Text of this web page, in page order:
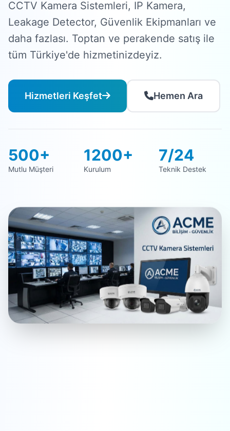
CCTV Kamera Sistemleri, IP Kamera,
Leakage Detector, Güvenlik Ekipmanları ve
daha fazlası. Toptan ve perakende satış ile
tüm Türkiye'de hizmetinizdeyiz.
Hizmetleri Keşfet Hemen Ara
500+
Mutlu Müşteri
1200+
Kurulum
7/24
Teknik Destek